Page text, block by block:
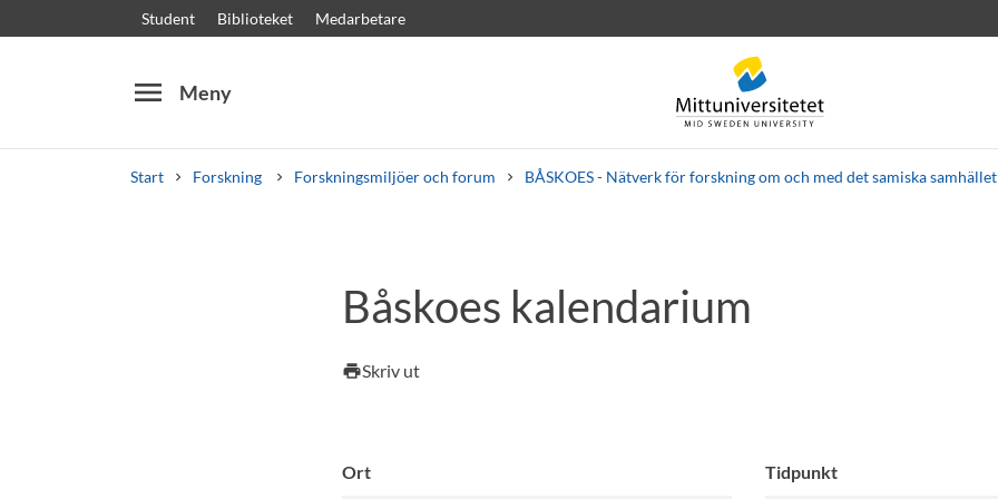
Student Biblioteket Medarbetare
menu Meny
Start Forskning Forskningsmiljöer och forum BÅSKOES - Nätverk för forskning om och med det samiska samhället
KursplanerVälkomstbrevPersonalLediga jobb
Båskoes kalendarium
printSkriv ut
Ort Tidpunkt